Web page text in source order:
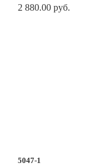
2 880.00 руб.
5047-1